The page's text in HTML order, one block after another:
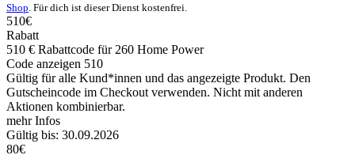
Shop . Für dich ist dieser Dienst kostenfrei.
510€
Rabatt
510 € Rabattcode für 260 Home Power
Code anzeigen 510
Gültig für alle Kund*innen und das angezeigte Produkt. Den
Gutscheincode im Checkout verwenden. Nicht mit anderen
Aktionen kombinierbar.
mehr Infos
Gültig bis: 30.09.2026
80€